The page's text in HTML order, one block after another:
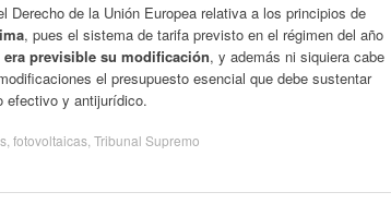
de la Unión Europea relativa a los principios de
, pues el sistema de tarifa previsto en el régimen del año
era previsible su modificación, y además ni siquiera cabe
el presupuesto esencial que debe sustentar
efectivo y antijurídico.
fotovoltaicas Tribunal Supremo